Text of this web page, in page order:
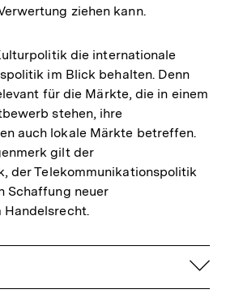
ziehen kann.
die internationale
im Blick behalten. Denn
für die Märkte, die in einem
stehen, ihre
auch lokale Märkte betreffen.
gilt der
der Telekommunikationspolitik
Schaffung neuer